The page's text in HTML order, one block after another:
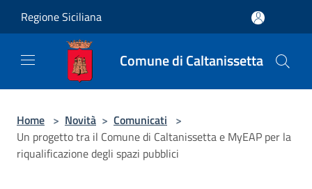
Regione Siciliana
Comune di Caltanissetta
Home > Novità > Comunicati >
Un progetto tra il Comune di Caltanissetta e MyEAP per la
riqualificazione degli spazi pubblici